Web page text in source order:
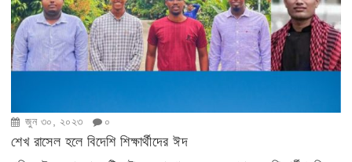
জুন ৩০, ২০২৩ ০
শেখ রাসেল হলে বিদেশি শিক্ষার্থীদের ঈদ